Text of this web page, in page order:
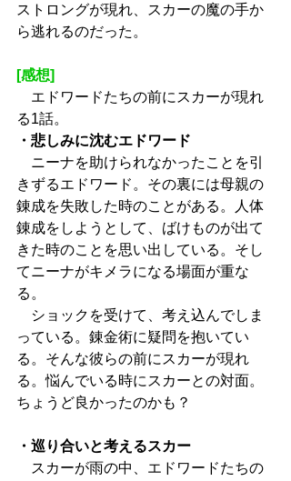
ストロングが現れ、スカーの魔の手か
ら逃れるのだった。
[感想]
エドワードたちの前にスカーが現れ
る1話。
・悲しみに沈むエドワード
ニーナを助けられなかったことを引
きずるエドワード。その裏には母親の
錬成を失敗した時のことがある。人体
錬成をしようとして、ばけものが出て
きた時のことを思い出している。そし
てニーナがキメラになる場面が重な
る。
ショックを受けて、考え込んでしま
っている。錬金術に疑問を抱いてい
る。そんな彼らの前にスカーが現れ
る。悩んでいる時にスカーとの対面。
ちょうど良かったのかも？
・巡り合いと考えるスカー
スカーが雨の中、エドワードたちの